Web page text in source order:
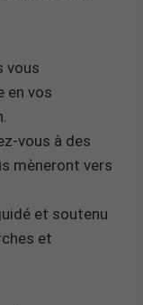
vous
en vos
vous à des
mèneront vers
et soutenu
et